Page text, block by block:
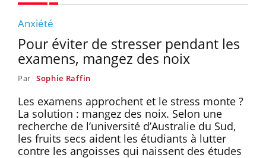
Anxiété
Pour éviter de stresser pendant les
examens, mangez des noix
Par Sophie Raffin
Les examens approchent et le stress monte ?
La solution : mangez des noix. Selon une
recherche de l’université d’Australie du Sud,
les fruits secs aident les étudiants à lutter
contre les angoisses qui naissent des études